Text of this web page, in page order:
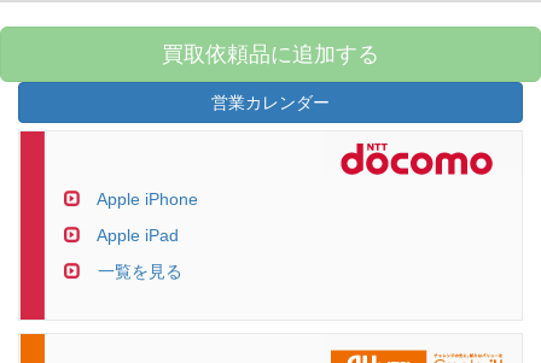
買取依頼品に追加する
営業カレンダー
Apple iPhone
Apple iPad
一覧を見る